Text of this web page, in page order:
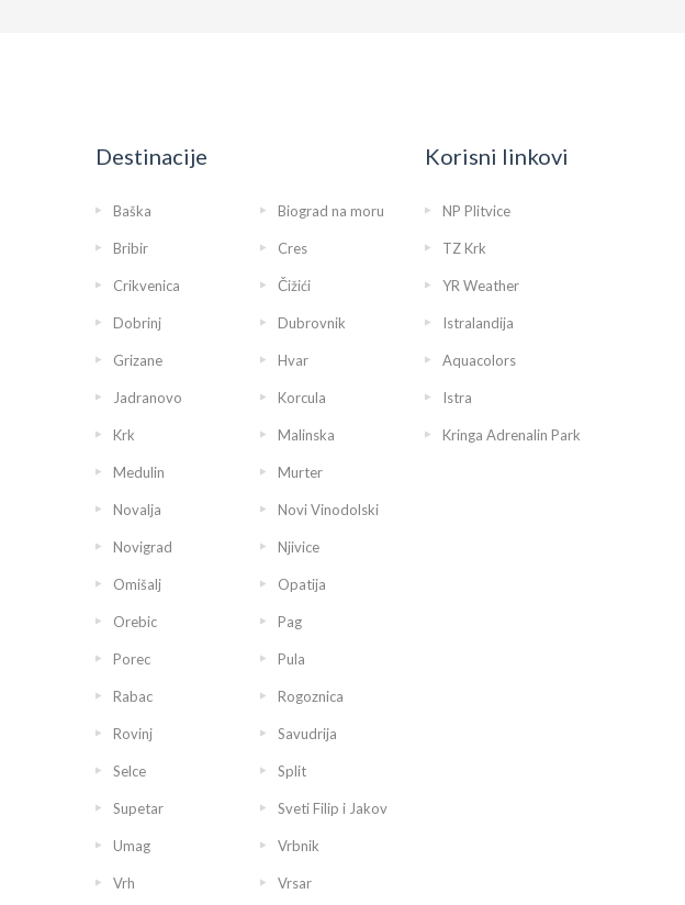
Destinacije
Baška Biograd na moru
Bribir Cres
Crikvenica Čižići
Dobrinj Dubrovnik
Grizane Hvar
Jadranovo Korcula
Krk Malinska
Medulin Murter
Novalja Novi Vinodolski
Novigrad Njivice
Omišalj Opatija
Orebic Pag
Porec Pula
Rabac Rogoznica
Rovinj Savudrija
Selce Split
Supetar Sveti Filip i Jakov
Umag Vrbnik
Vrh Vrsar
Korisni linkovi
NP Plitvice
TZ Krk
YR Weather
Istralandija
Aquacolors
Istra
Kringa Adrenalin Park